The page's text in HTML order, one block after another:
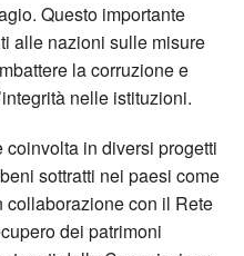
Questo importante
alle nazioni sulle misure
la corruzione e
nelle istituzioni.
coinvolta in diversi progetti
sottratti nei paesi come
collaborazione con il Rete
dei patrimoni